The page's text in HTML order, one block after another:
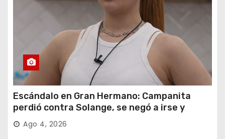
Escándalo en Gran Hermano: Campanita
perdió contra Solange, se negó a irse y
desafió al Big
Ago 4, 2026